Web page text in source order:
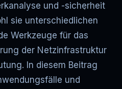
und -sicherheit
sie unterschiedlichen
Werkzeuge für das
der Netzinfrastruktur
In diesem Beitrag
und